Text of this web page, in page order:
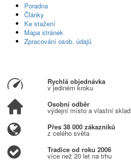
Poradna
Články
Ke stažení
Mapa stránek
Zpracování osob. údajů
Rychlá objednávka
v jediném kroku
Osobní odběr
výdejní místo a vlastní sklad
Přes 38 000 zákazníků
z celého světa
Tradice od roku 2006
více než 20 let na trhu